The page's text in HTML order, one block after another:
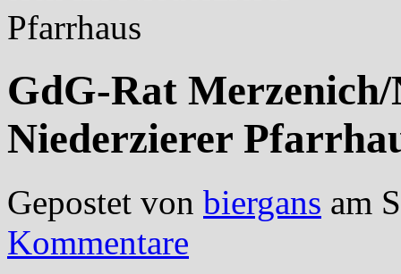
GdG-Rat
Niederzierer
Gepostet von biergans am
Kommentare